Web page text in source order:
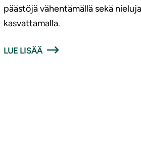
päästöjä vähentämällä sekä nieluja
kasvattamalla.
LUE LISÄÄ